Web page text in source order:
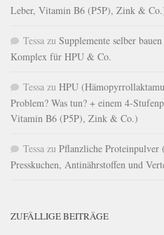
Leber, Vitamin B6 (P5P), Zink &
Tessa zu Supplemente selber
Komplex für HPU & Co.
Tessa zu HPU
Problem? Was tun? + einem 4-
Vitamin B6 (P5P), Zink & Co.)
Tessa zu Pflanzliche
Presskuchen, Antinährstoffen und
ZUFÄLLIGE BEITRÄGE